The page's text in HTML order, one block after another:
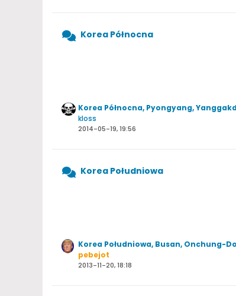
Korea Północna
Korea Północna, Pyongyang,
kloss
2014-05-19, 19:56
Korea Południowa
Korea Południowa, Busan, Onchung-
pebejot
2013-11-20, 18:18